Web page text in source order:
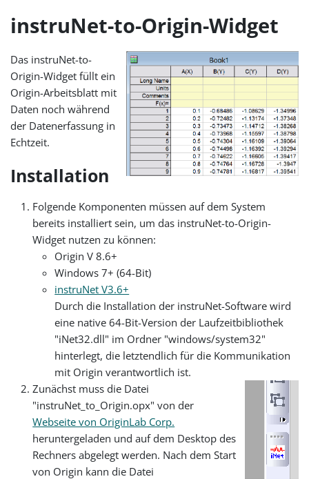
instruNet-to-Origin-Widget
Das instruNet-to-
Origin-Widget füllt ein
Origin-Arbeitsblatt mit
Daten noch während
der Datenerfassung in
Echtzeit.
Installation
Folgende Komponenten müssen auf dem System
bereits installiert sein, um das instruNet-to-Origin-
Widget nutzen zu können:
Origin V 8.6+
Windows 7+ (64-Bit)
instruNet V3.6+
Durch die Installation der instruNet-Software wird
eine native 64-Bit-Version der Laufzeitbibliothek
"iNet32.dll" im Ordner "windows/system32"
hinterlegt, die letztendlich für die Kommunikation
mit Origin verantwortlich ist.
Zunächst muss die Datei
"instruNet_to_Origin.opx" von der
Webseite von OriginLab Corp.
heruntergeladen und auf dem Desktop des
Rechners abgelegt werden. Nach dem Start
von Origin kann die Datei